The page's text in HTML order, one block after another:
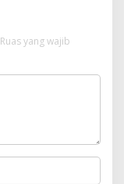
Ruas yang wajib